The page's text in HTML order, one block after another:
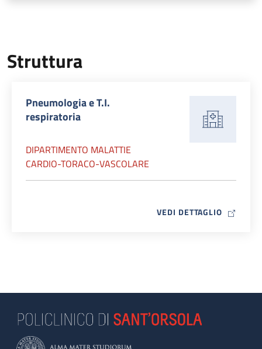
Struttura
Pneumologia e T.I.
respiratoria
DIPARTIMENTO MALATTIE
CARDIO-TORACO-VASCOLARE
VEDI DETTAGLIO MAP ICON